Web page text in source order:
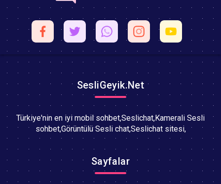
SesliGeyik.Net
Türkiye'nin en iyi mobil sohbet,Seslichat,Kamerali Sesli
sohbet,Görüntülü Sesli chat,Seslichat sitesi,
Sayfalar